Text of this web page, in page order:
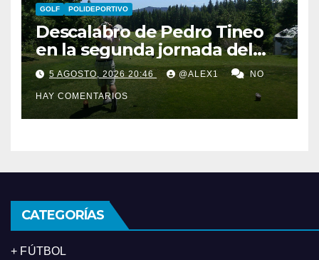
GOLF POLIDEPORTIVO
Descalabro de Pedro Tineo
en la segunda jornada del
Reid Trophy y Marcos
Ledesma pasa el corte por
‘los pelos’
5 AGOSTO, 2026 20:46 @ALEX1 NO
HAY COMENTARIOS
CATEGORÍAS
+ FÚTBOL